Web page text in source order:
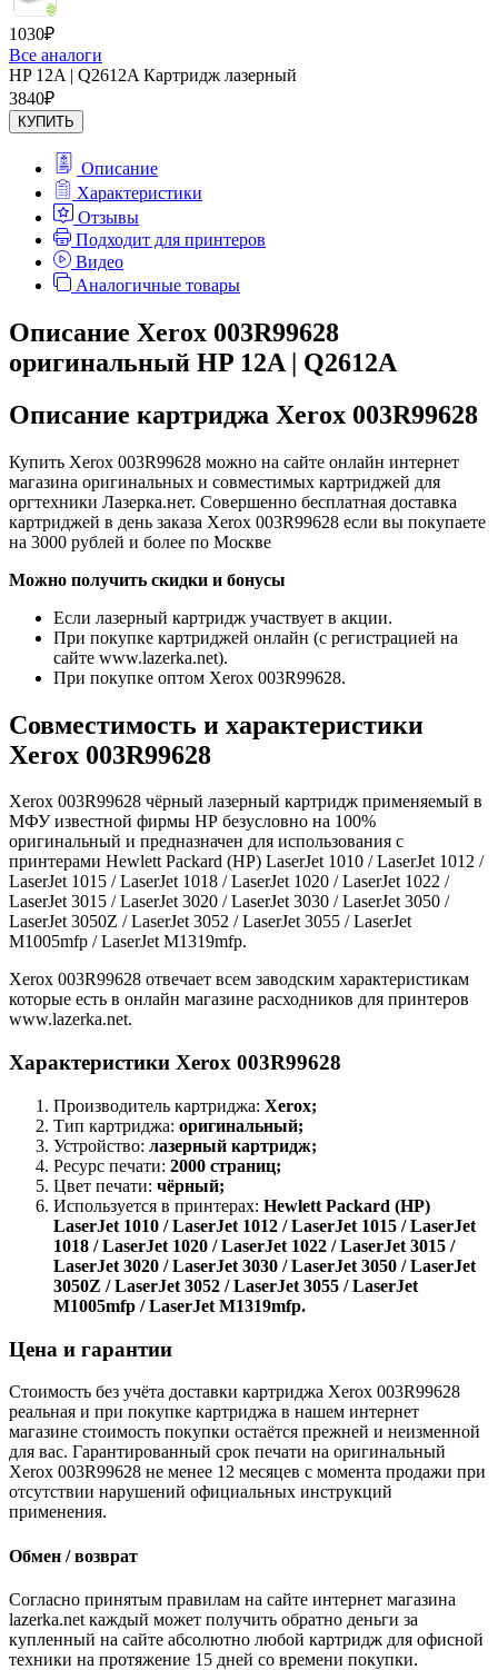
1030₽
Все аналоги
HP 12A | Q2612A Картридж лазерный
3840₽
КУПИТЬ
Описание
Характеристики
Отзывы
Подходит для принтеров
Видео
Аналогичные товары
Описание Xerox 003R99628
оригинальный HP 12A | Q2612A
Описание картриджа Xerox 003R99628
Купить Xerox 003R99628 можно на сайте онлайн интернет
магазина оригинальных и совместимых картриджей для
оргтехники Лазерка.нет. Совершенно бесплатная доставка
картриджей в день заказа Xerox 003R99628 если вы покупаете
на 3000 рублей и более по Москве
Можно получить скидки и бонусы
Если лазерный картридж участвует в акции.
При покупке картриджей онлайн (с регистрацией на
сайте www.lazerka.net).
При покупке оптом Xerox 003R99628.
Совместимость и характеристики
Xerox 003R99628
Xerox 003R99628 чёрный лазерный картридж применяемый в
МФУ известной фирмы HP безусловно на 100%
оригинальный и предназначен для использования с
принтерами Hewlett Packard (HP) LaserJet 1010 / LaserJet 1012 /
LaserJet 1015 / LaserJet 1018 / LaserJet 1020 / LaserJet 1022 /
LaserJet 3015 / LaserJet 3020 / LaserJet 3030 / LaserJet 3050 /
LaserJet 3050Z / LaserJet 3052 / LaserJet 3055 / LaserJet
M1005mfp / LaserJet M1319mfp.
Xerox 003R99628 отвечает всем заводским характеристикам
которые есть в онлайн магазине расходников для принтеров
www.lazerka.net.
Характеристики Xerox 003R99628
Производитель картриджа: Xerox;
Тип картриджа: оригинальный;
Устройство: лазерный картридж;
Ресурс печати: 2000 страниц;
Цвет печати: чёрный;
Используется в принтерах: Hewlett Packard (HP)
LaserJet 1010 / LaserJet 1012 / LaserJet 1015 / LaserJet
1018 / LaserJet 1020 / LaserJet 1022 / LaserJet 3015 /
LaserJet 3020 / LaserJet 3030 / LaserJet 3050 / LaserJet
3050Z / LaserJet 3052 / LaserJet 3055 / LaserJet
M1005mfp / LaserJet M1319mfp.
Цена и гарантии
Стоимость без учёта доставки картриджа Xerox 003R99628
реальная и при покупке картриджа в нашем интернет
магазине стоимость покупки остаётся прежней и неизменной
для вас. Гарантированный срок печати на оригинальный
Xerox 003R99628 не менее 12 месяцев с момента продажи при
отсутствии нарушений официальных инструкций
применения.
Обмен / возврат
Согласно принятым правилам на сайте интернет магазина
lazerka.net каждый может получить обратно деньги за
купленный на сайте абсолютно любой картридж для офисной
техники на протяжение 15 дней со времени покупки.